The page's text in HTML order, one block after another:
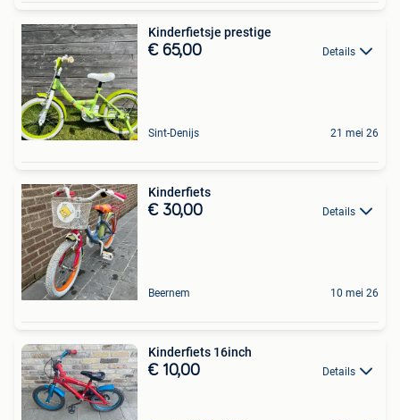
Kinderfietsje prestige
€ 65,00 Details
Sint-Denijs 21 mei 26
Kinderfiets
€ 30,00 Details
Beernem 10 mei 26
Kinderfiets 16inch
€ 10,00 Details